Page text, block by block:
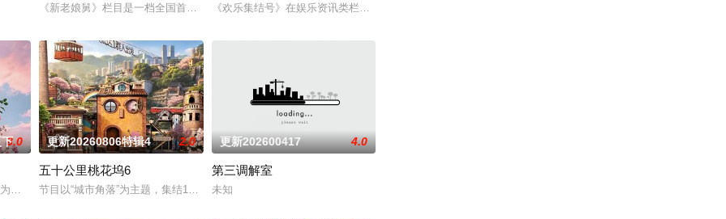
开始，《男生女生向前冲》已经连续播出三年，形成了自身的品牌规模效应，据CSM数据显示，前五季的节目，平时收视率保持同时段省级卫视第一名，
《新老娘舅》栏目是一档全国首创的调解类谈话节目，由新娱乐和上海市司法局联合制作。节目以调解百姓纠纷、营造和谐社会为宗旨，用老百
《欢乐集结号》在娱乐资讯类栏目中一枝独秀，领跑全国，是辽宁卫视唯一一档以报道娱乐动态、解读文化
8.0
核心主题，聚焦真诚直白的新式恋爱，告别无效拉扯，走进心动小屋，见证单身青年之间萌生的浪漫情愫。
更新20260806特辑4 2.0
五十公里桃花坞6
节目以“城市角落”为主题，集结15位多元坞民通过21天的共同生活与亲手建造，探索"在不够理想的环境中，如何创造理想生活"的时代命题。这是
更新202600417 4.0
第三调解室
未知